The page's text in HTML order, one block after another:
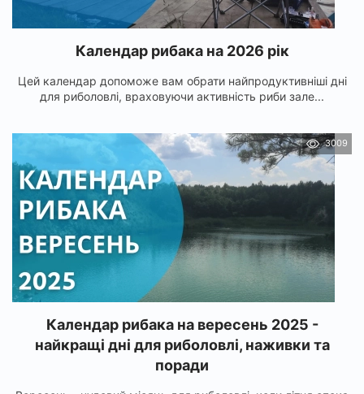
Календар рибака на 2026 рік
Цей календар допоможе вам обрати найпродуктивніші дні
для риболовлі, враховуючи активність риби зале...
3009
Календар рибака на вересень 2025 -
найкращі дні для риболовлі, наживки та
поради